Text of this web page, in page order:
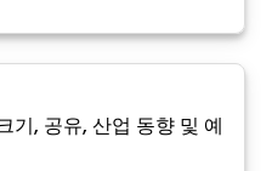
기, 공유, 산업 동향 및 예